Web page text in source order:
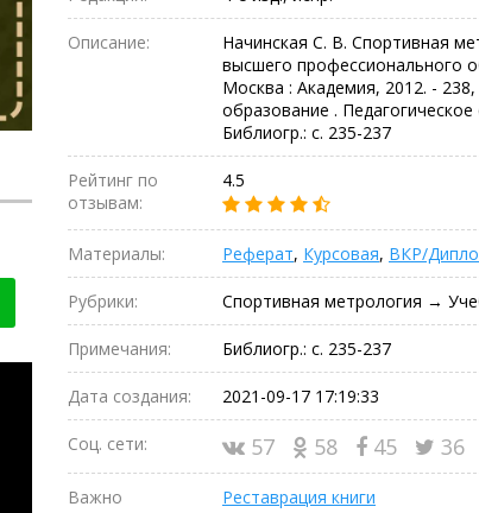
Описание:
Начинская С. В. Спортивная
высшего профессионального
Москва : Академия, 2012. -
образование .
Библиогр.: с. 235-237
Рейтинг по
отзывам:
4.5
Материалы: Реферат, Курсовая, ВКР/
Рубрики: Спортивная метрология →
Примечания: Библиогр.: с. 235-237
Дата создания: 2021-09-17 17:19:33
Соц. сети: 57 58 45 36
Важно Реставрация книги